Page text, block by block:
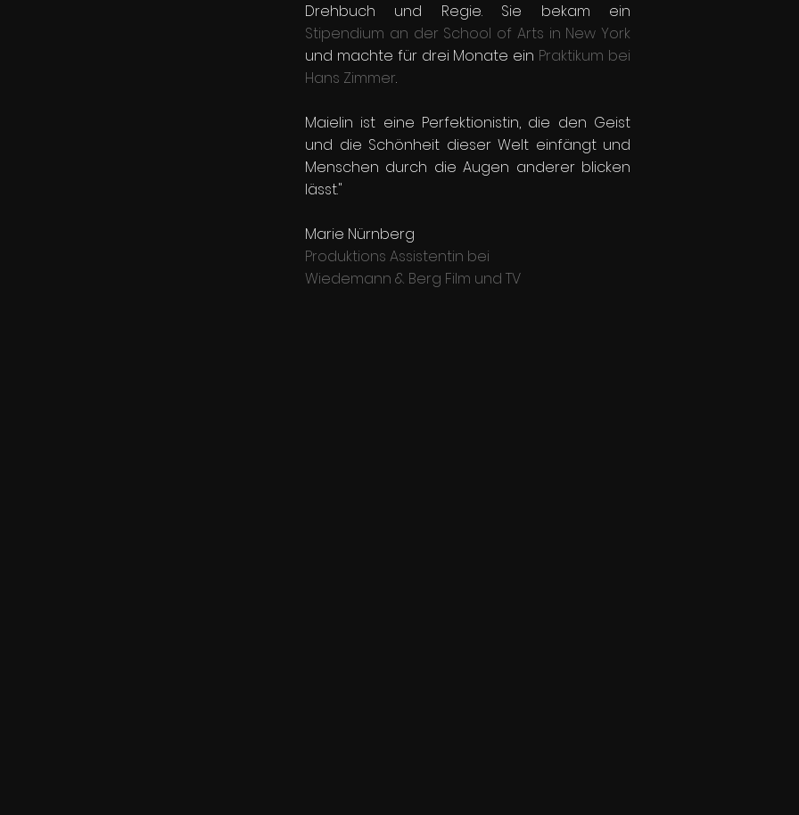
Drehbuch und Regie. Sie bekam ein
Stipendium an der School of Arts in New York
und machte für drei Monate ein Praktikum bei
Hans Zimmer.
Maielin ist eine Perfektionistin, die den Geist
und die Schönheit dieser Welt einfängt und
Menschen durch die Augen anderer blicken
lässt."
Marie Nürnberg
Produktions Assistentin bei
Wiedemann & Berg Film und TV